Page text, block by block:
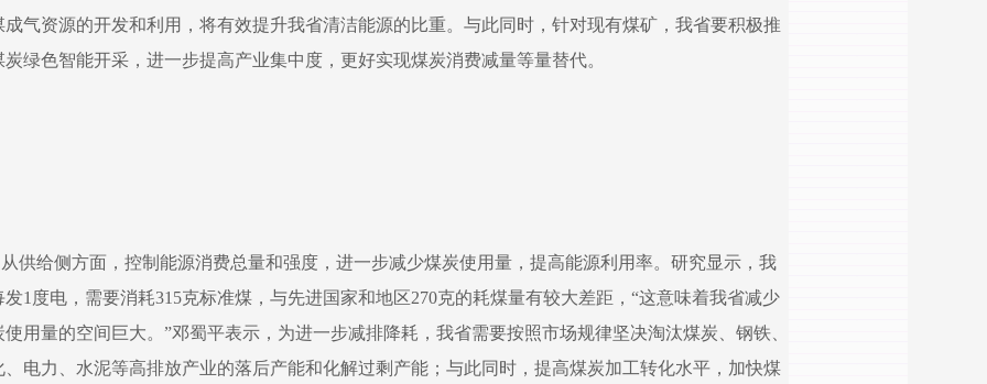
成气资源的开发和利用，将有效提升我省清洁能源的比重。与此同时，针对现有煤矿，我省要积极推
炭绿色智能开采，进一步提高产业集中度，更好实现煤炭消费减量等量替代。
从供给侧方面，控制能源消费总量和强度，进一步减少煤炭使用量，提高能源利用率。研究显示，我
发1度电，需要消耗315克标准煤，与先进国家和地区270克的耗煤量有较大差距，“这意味着我省减少
使用量的空间巨大。”邓蜀平表示，为进一步减排降耗，我省需要按照市场规律坚决淘汰煤炭、钢铁、
、电力、水泥等高排放产业的落后产能和化解过剩产能；与此同时，提高煤炭加工转化水平，加快煤